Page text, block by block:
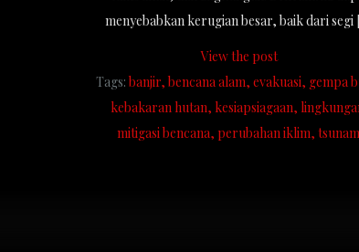
menyebabkan kerugian besar, baik dari segi
View the post
Tags: banjir bencana alam evakuasi gempa
kebakaran hutan kesiapsiagaan
mitigasi bencana perubahan iklim